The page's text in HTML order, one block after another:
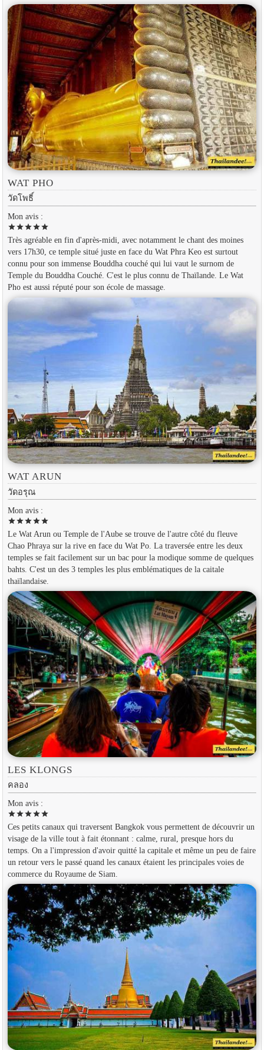
WAT PHO
วัดโพธิ์
Mon avis :
starstarstarstarstar
Très agréable en fin d'après-midi, avec notamment le chant des moines
vers 17h30, ce temple situé juste en face du Wat Phra Keo est surtout
connu pour son immense Bouddha couché qui lui vaut le surnom de
Temple du Bouddha Couché. C'est le plus connu de Thaïlande. Le Wat
Pho est aussi réputé pour son école de massage.
WAT ARUN
วัดอรุณ
Mon avis :
starstarstarstarstar
Le Wat Arun ou Temple de l'Aube se trouve de l'autre côté du fleuve
Chao Phraya sur la rive en face du Wat Po. La traversée entre les deux
temples se fait facilement sur un bac pour la modique somme de quelques
bahts. C'est un des 3 temples les plus emblématiques de la caitale
thaïlandaise.
LES KLONGS
คลอง
Mon avis :
starstarstarstarstar
Ces petits canaux qui traversent Bangkok vous permettent de découvrir un
visage de la ville tout à fait étonnant : calme, rural, presque hors du
temps. On a l'impression d'avoir quitté la capitale et même un peu de faire
un retour vers le passé quand les canaux étaient les principales voies de
commerce du Royaume de Siam.